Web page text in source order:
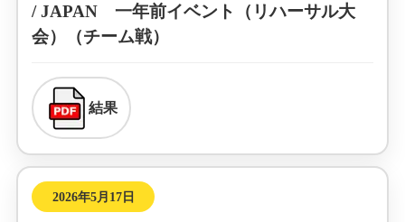
/ JAPAN 一年前イベント（リハーサル大
会）（チーム戦）
結果
2026年5月17日